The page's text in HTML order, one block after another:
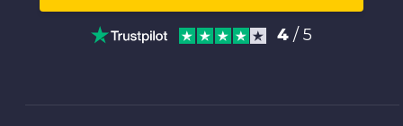
4 / 5